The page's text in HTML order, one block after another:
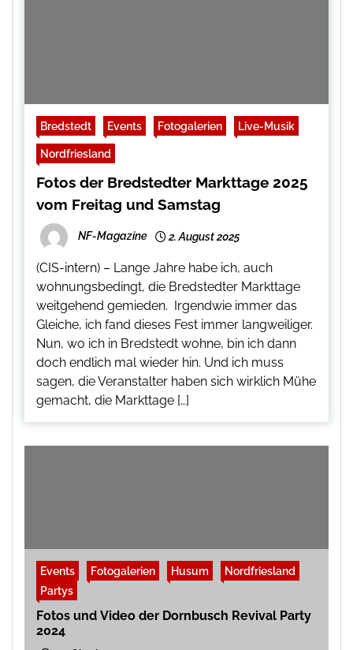
Bredstedt Events Fotogalerien Live-Musik
Nordfriesland
Fotos der Bredstedter Markttage 2025
vom Freitag und Samstag
NF-Magazine 2. August 2025
(CIS-intern) – Lange Jahre habe ich, auch
wohnungsbedingt, die Bredstedter Markttage
weitgehend gemieden. Irgendwie immer das
Gleiche, ich fand dieses Fest immer langweiliger.
Nun, wo ich in Bredstedt wohne, bin ich dann
doch endlich mal wieder hin. Und ich muss
sagen, die Veranstalter haben sich wirklich Mühe
gemacht, die Markttage […]
Events Fotogalerien Husum
Nordfriesland
Partys
Fotos und Video der Dornbusch Revival Party
2024